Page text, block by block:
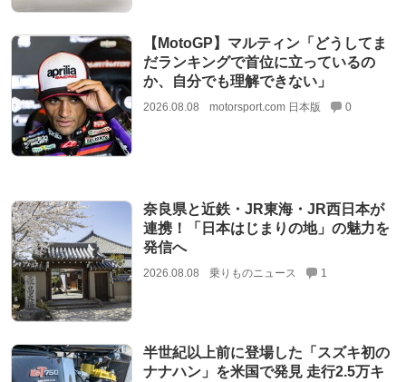
【MotoGP】マルティン「どうしてま
だランキングで首位に立っているの
か、自分でも理解できない」
2026.08.08 motorsport.com 日本版 0
奈良県と近鉄・JR東海・JR西日本が
連携！「日本はじまりの地」の魅力を
発信へ
2026.08.08 乗りものニュース 1
半世紀以上前に登場した「スズキ初の
ナナハン」を米国で発見 走行2.5万キ